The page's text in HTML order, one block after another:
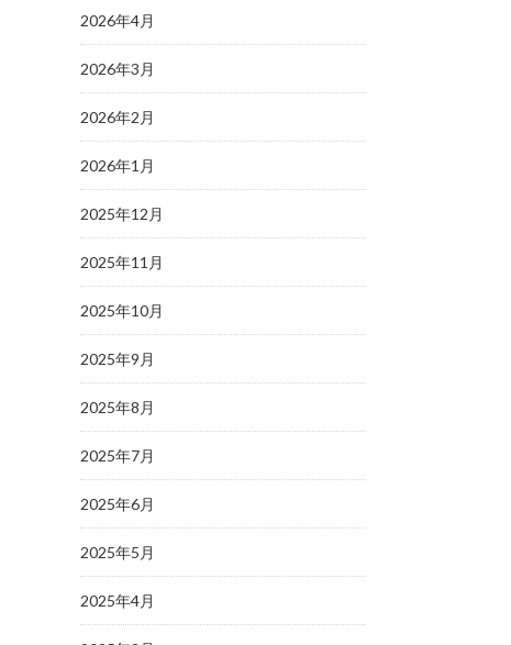
2026年4月
2026年3月
2026年2月
2026年1月
2025年12月
2025年11月
2025年10月
2025年9月
2025年8月
2025年7月
2025年6月
2025年5月
2025年4月